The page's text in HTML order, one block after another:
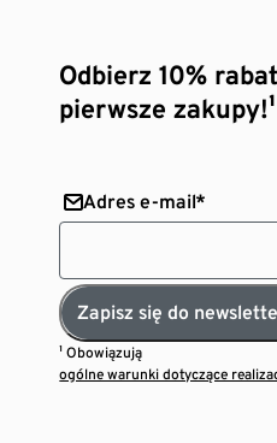
Odbierz 10%
pierwsze zakupy!¹
Adres e-mail*
Zapisz się do
¹ Obowiązują
ogólne warunki dotyczące